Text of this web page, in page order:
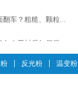
南｜做对这几步...
反光粉 温变粉